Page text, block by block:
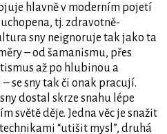
hlavně v moderním pojetí
tj. zdravotně-
sny neignoruje tak jako ta
– od šamanismu, přes
až po hlubinou a
se sny tak či onak pracují.
dostal skrze snahu lépe
světě děje. Jedna věc je snažit
“utišit mysl”, druhá